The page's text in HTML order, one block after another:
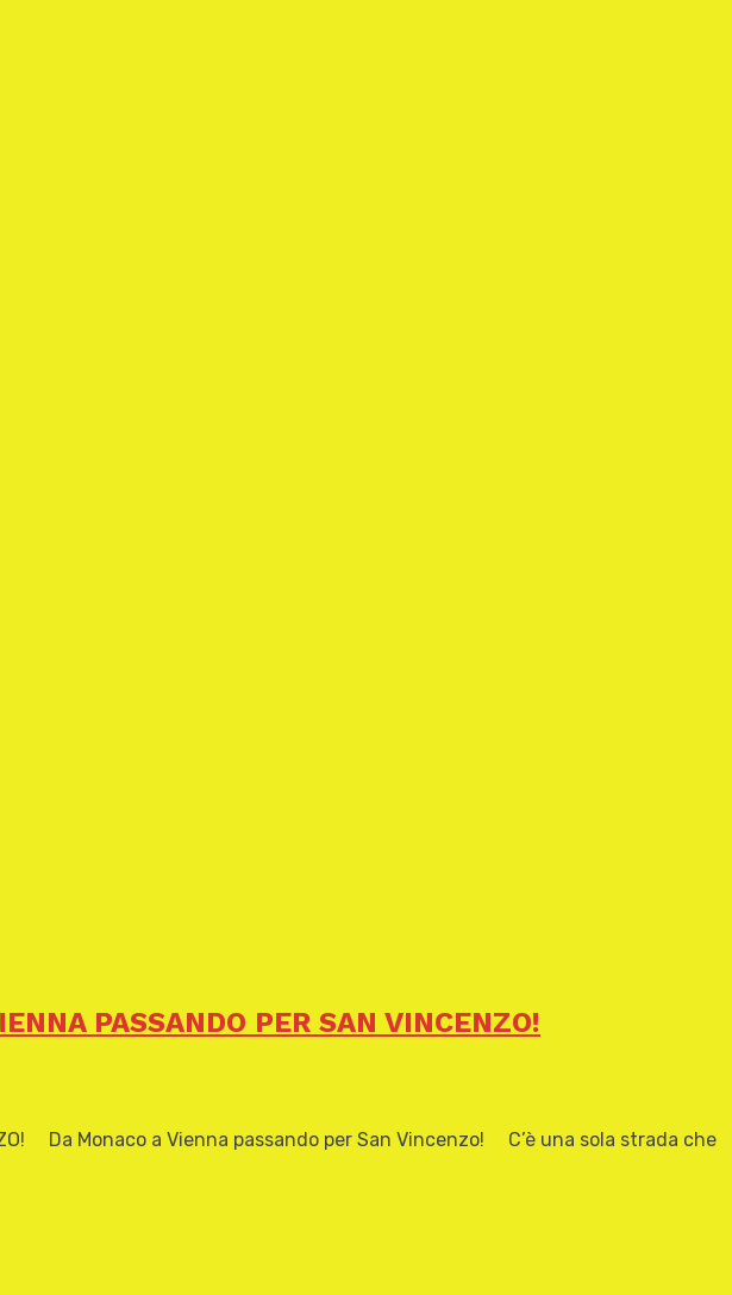
PASSANDO PER SAN VINCENZO!
Da Monaco a Vienna passando per San Vincenzo! C’è una sola strada che